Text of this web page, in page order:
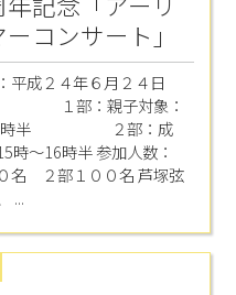
コンサート」
平成２４年６月２４日
１部：親子対象：
14時半 ２部：成
時～16時半 参加人数：
名 ２部１００名 芦塚弦
...